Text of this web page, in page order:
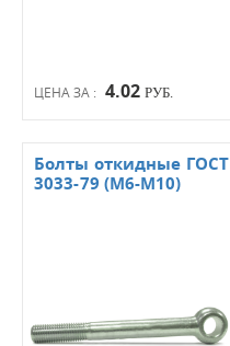
ЦЕНА ЗА : 4.02 РУБ.
Болты откидные ГОСТ
3033-79 (М6-М10)